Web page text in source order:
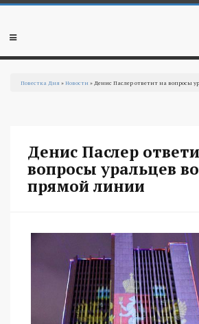
Перейти к основному содержанию
Мобильное
Повестка Дня »Новости » Денис Паслер ответит на вопросы
Денис Паслер
вопросы уральцев
прямой линии